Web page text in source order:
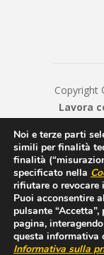
Copyright
Lavora
Sole -
208814
Noi e terze parti
simili per finalità
finalità
specificato nella
rifiutare o revocare
Puoi acconsentire
pulsante
pagina,
questa informativa
Informativa sulla